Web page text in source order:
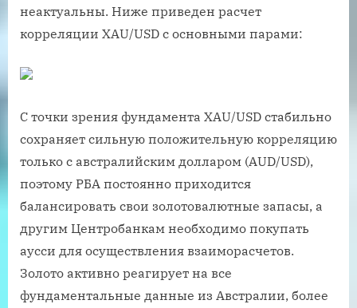
неактуальны. Ниже приведен расчет
корреляции XAU/USD с основными парами:
С точки зрения фундамента XAU/USD стабильно
сохраняет сильную положительную корреляцию
только с австралийским долларом (AUD/USD),
поэтому РБА постоянно приходится
балансировать свои золотовалютные запасы, а
другим Центробанкам необходимо покупать
аусси для осуществления взаиморасчетов.
Золото активно реагирует на все
фундаментальные данные из Австралии, более